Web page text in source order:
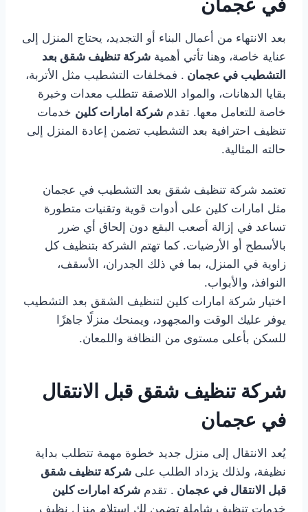
بعد الانتهاء من أعمال البناء أو التجديد، يحتاج المنزل إلى
عناية خاصة، وهنا تأتي أهمية شركة تنظيف شقق بعد
التشطيب في عجمان . فمخلفات التشطيب مثل الأتربة،
بقايا الدهانات، والمواد اللاصقة تتطلب معدات وخبرة
خاصة للتعامل معها. تقدم شركة امارات كلين خدمات
تنظيف احترافية بعد التشطيب تضمن إعادة المنزل إلى
حالته المثالية.
تعتمد شركة تنظيف شقق بعد التشطيب في عجمان
مثل امارات كلين على أدوات قوية وتقنيات متطورة
تساعد في إزالة أصعب البقع دون إلحاق أي ضرر
بالأسطح أو الأرضيات. كما تهتم الشركة بتنظيف كل
زاوية في المنزل، بما في ذلك الجدران، الأسقف،
النوافذ، والأبواب.
اختيار شركة امارات كلين لتنظيف الشقق بعد التشطيب
يوفر عليك الوقت والمجهود، ويمنحك منزلًا جاهزًا
للسكن بأعلى مستوى من النظافة واللمعان.
شركة تنظيف شقق قبل الانتقال
في عجمان
يُعد الانتقال إلى منزل جديد خطوة مهمة تتطلب بداية
نظيفة، ولذلك يزداد الطلب على شركة تنظيف شقق
قبل الانتقال في عجمان . تقدم شركة امارات كلين
خدمات تنظيف شاملة تضمن لك استلام منزل نظيف